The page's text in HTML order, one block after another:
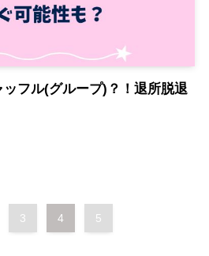
フル(グループ)？！退所脱退
3 4 5